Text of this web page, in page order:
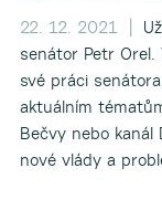
22. 12. 2021 |
senátor Petr Orel.
své práci
aktuálním
Bečvy nebo kanál
nové vlády a